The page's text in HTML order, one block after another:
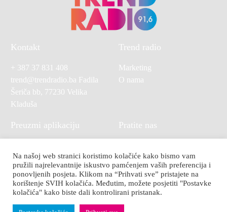
Kontakt
+ 387 37 831 408
trend@trendradio.ba Fadila
Šeriča bb, 77230 Velika
Kladuša
Trend radio
Marketing
O nama
Preuzmi aplikaciju Pratite nas
Na našoj web stranici koristimo kolačiće kako bismo vam
pružili najrelevantnije iskustvo pamćenjem vaših preferencija i
ponovljenih posjeta. Klikom na “Prihvati sve” pristajete na
korištenje SVIH kolačića. Međutim, možete posjetiti "Postavke
kolačića" kako biste dali kontrolirani pristanak.